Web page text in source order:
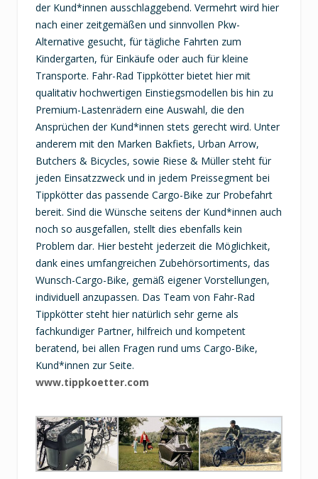
der Kund*innen ausschlaggebend. Vermehrt wird hier
nach einer zeitgemäßen und sinnvollen Pkw-
Alternative gesucht, für tägliche Fahrten zum
Kindergarten, für Einkäufe oder auch für kleine
Transporte. Fahr-Rad Tippkötter bietet hier mit
qualitativ hochwertigen Einstiegsmodellen bis hin zu
Premium-Lastenrädern eine Auswahl, die den
Ansprüchen der Kund*innen stets gerecht wird. Unter
anderem mit den Marken Bakfiets, Urban Arrow,
Butchers & Bicycles, sowie Riese & Müller steht für
jeden Einsatzzweck und in jedem Preissegment bei
Tippkötter das passende Cargo-Bike zur Probefahrt
bereit. Sind die Wünsche seitens der Kund*innen auch
noch so ausgefallen, stellt dies ebenfalls kein
Problem dar. Hier besteht jederzeit die Möglichkeit,
dank eines umfangreichen Zubehörsortiments, das
Wunsch-Cargo-Bike, gemäß eigener Vorstellungen,
individuell anzupassen. Das Team von Fahr-Rad
Tippkötter steht hier natürlich sehr gerne als
fachkundiger Partner, hilfreich und kompetent
beratend, bei allen Fragen rund ums Cargo-Bike,
Kund*innen zur Seite.
www.tippkoetter.com